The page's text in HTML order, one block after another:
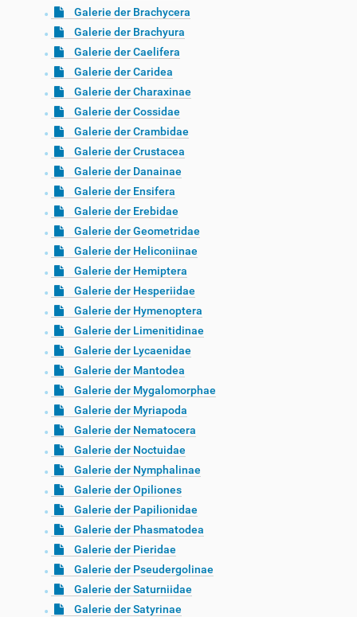
Galerie der Brachycera
Galerie der Brachyura
Galerie der Caelifera
Galerie der Caridea
Galerie der Charaxinae
Galerie der Cossidae
Galerie der Crambidae
Galerie der Crustacea
Galerie der Danainae
Galerie der Ensifera
Galerie der Erebidae
Galerie der Geometridae
Galerie der Heliconiinae
Galerie der Hemiptera
Galerie der Hesperiidae
Galerie der Hymenoptera
Galerie der Limenitidinae
Galerie der Lycaenidae
Galerie der Mantodea
Galerie der Mygalomorphae
Galerie der Myriapoda
Galerie der Nematocera
Galerie der Noctuidae
Galerie der Nymphalinae
Galerie der Opiliones
Galerie der Papilionidae
Galerie der Phasmatodea
Galerie der Pieridae
Galerie der Pseudergolinae
Galerie der Saturniidae
Galerie der Satyrinae